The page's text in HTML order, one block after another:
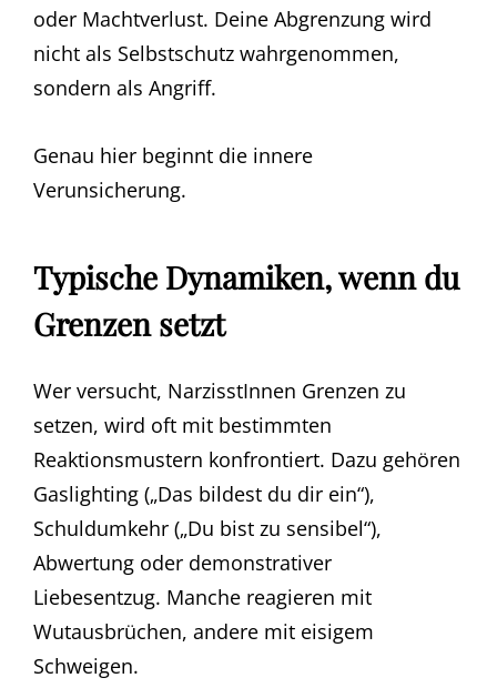
oder Machtverlust. Deine Abgrenzung wird
nicht als Selbstschutz wahrgenommen,
sondern als Angriff.
Genau hier beginnt die innere
Verunsicherung.
Typische Dynamiken, wenn du
Grenzen setzt
Wer versucht, NarzisstInnen Grenzen zu
setzen, wird oft mit bestimmten
Reaktionsmustern konfrontiert. Dazu gehören
Gaslighting („Das bildest du dir ein“),
Schuldumkehr („Du bist zu sensibel“),
Abwertung oder demonstrativer
Liebesentzug. Manche reagieren mit
Wutausbrüchen, andere mit eisigem
Schweigen.